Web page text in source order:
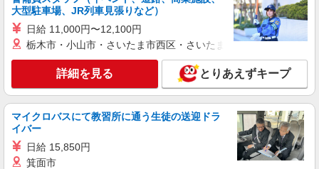
キープ 詳細を見る
派遣社員
株式会社スタッフサービス・メディカル 東東京医療オフィス（お仕
事No.W10434186）
NEW
看護助手
時給1500円
東京都足立区内の病院
詳細を見る
大型駐車場、JR列車見張りなど）
日給 11,000円〜12,100円
栃木市・小山市・さいたま市西区・さいたま市岩槻区・久喜市・
詳細を見る とりあえずキープ
マイクロバスにて教習所に通う生徒の送迎ドラ
イバー
日給 15,850円
箕面市